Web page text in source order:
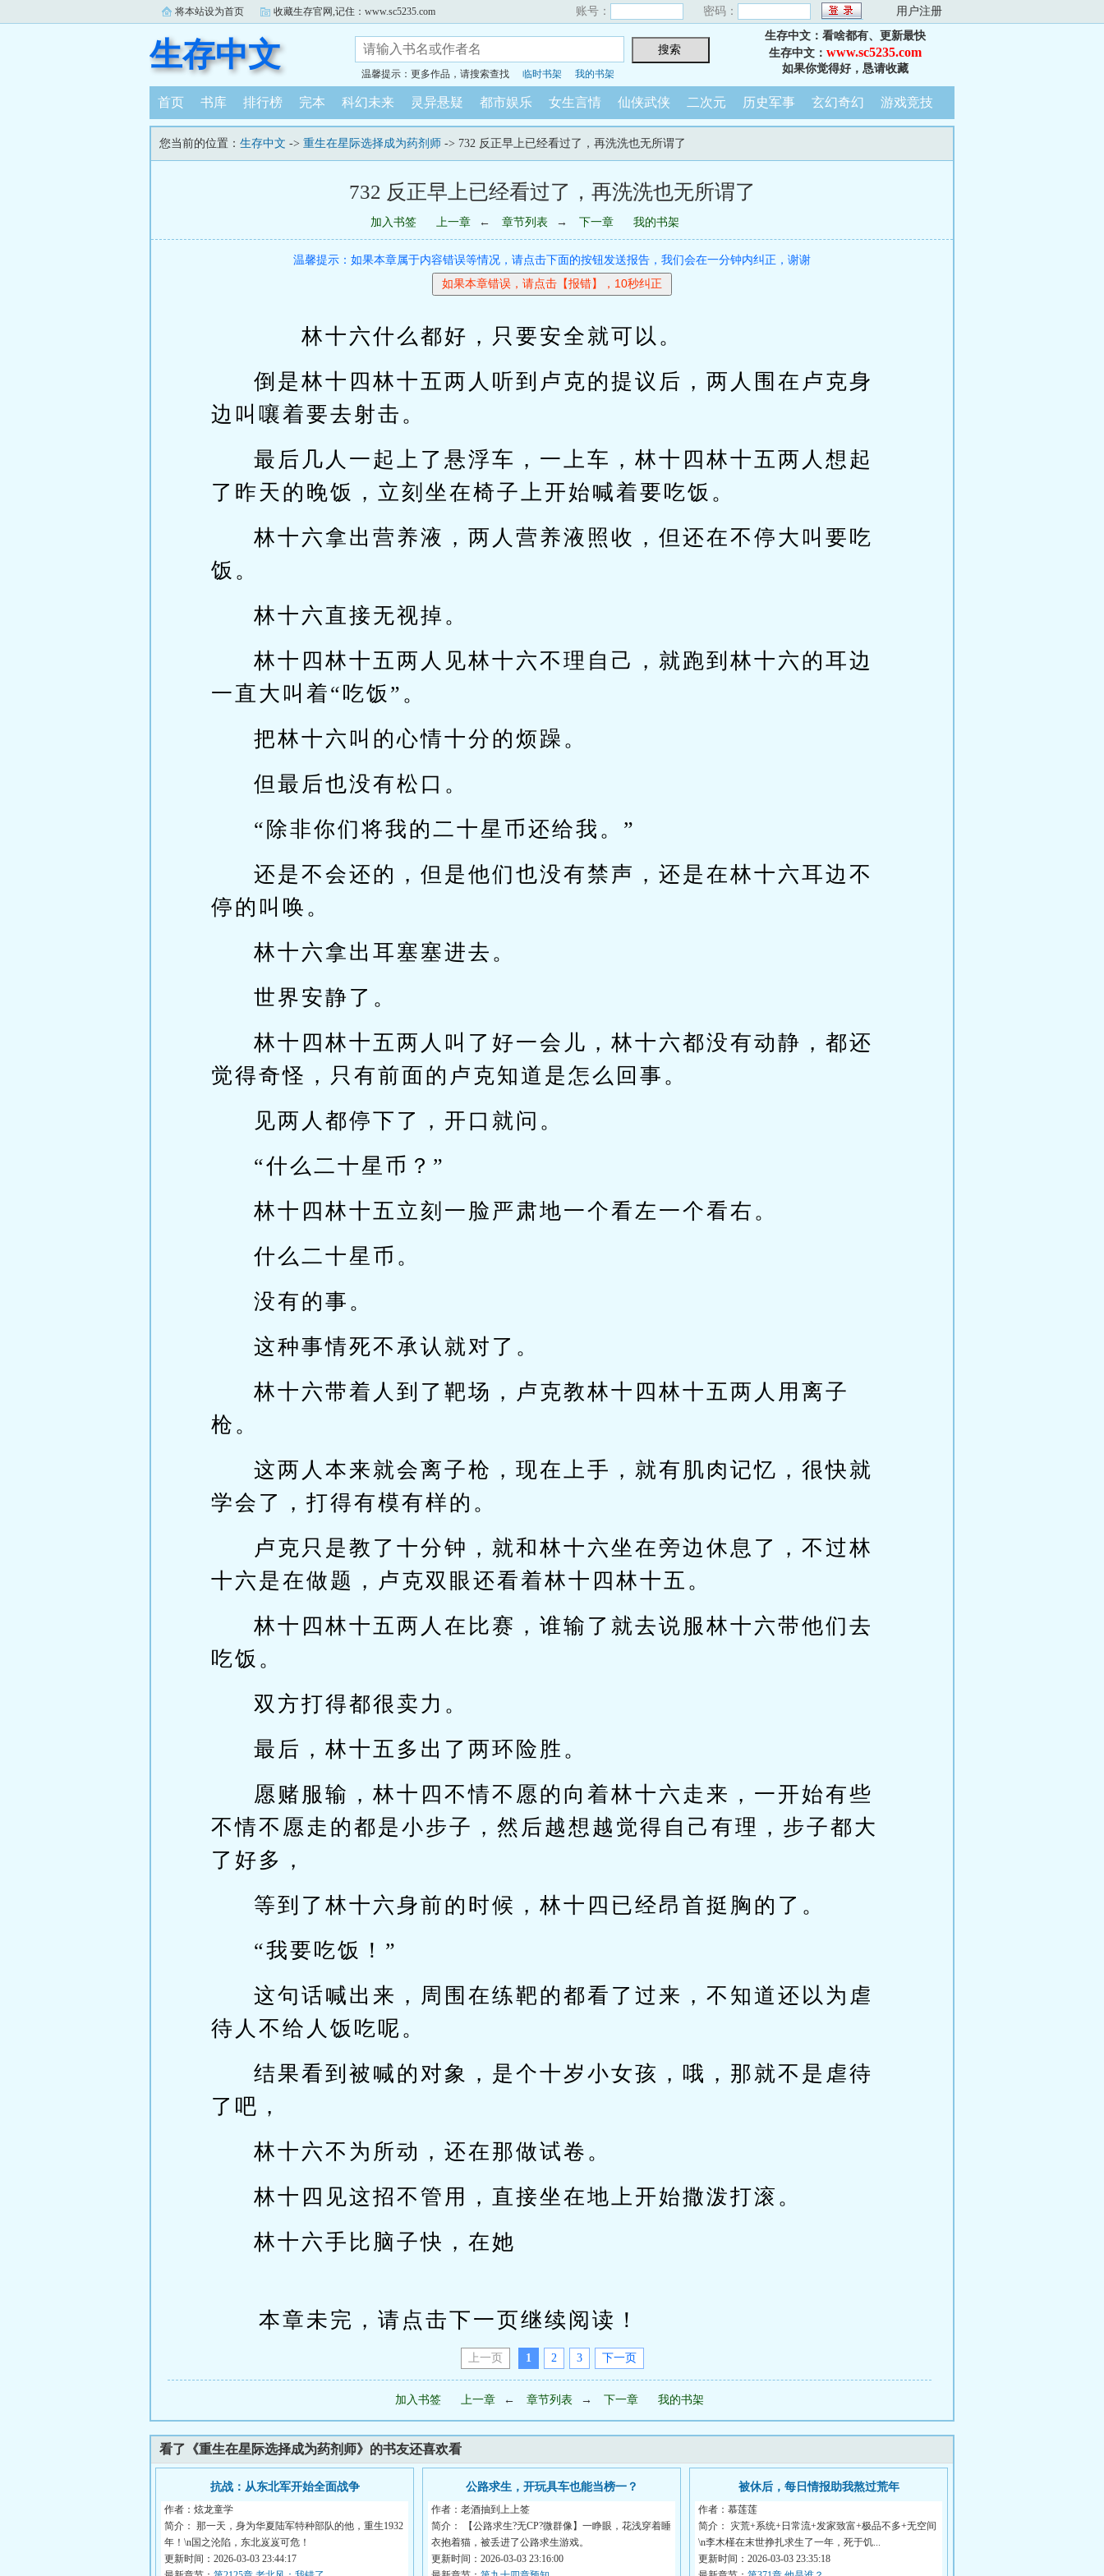
将本站设为首页 收藏生存官网,记住：www.sc5235.com 账号： 密码： 用户注册
生存中文
温馨提示：更多作品，请搜索查找 临时书架 我的书架
生存中文：看啥都有、更新最快
生存中文： www.sc5235.com
如果你觉得好，恳请收藏
首页 书库 排行榜 完本 科幻未来 灵异悬疑 都市娱乐 女生言情 仙侠武侠 二次元 历史军事 玄幻奇幻 游戏竞技
您当前的位置： 生存中文 -> 重生在星际选择成为药剂师 -> 732 反正早上已经看过了，再洗洗也无所谓了
732 反正早上已经看过了，再洗洗也无所谓了
加入书签 上一章 ← 章节列表 → 下一章 我的书架
温馨提示：如果本章属于内容错误等情况，请点击下面的按钮发送报告，我们会在一分钟内纠正，谢谢
林十六什么都好，只要安全就可以。
倒是林十四林十五两人听到卢克的提议后，两人围在卢克身
边叫嚷着要去射击。
最后几人一起上了悬浮车，一上车，林十四林十五两人想起
了昨天的晚饭，立刻坐在椅子上开始喊着要吃饭。
林十六拿出营养液，两人营养液照收，但还在不停大叫要吃
饭。
林十六直接无视掉。
林十四林十五两人见林十六不理自己，就跑到林十六的耳边
一直大叫着“吃饭”。
把林十六叫的心情十分的烦躁。
但最后也没有松口。
“除非你们将我的二十星币还给我。”
还是不会还的，但是他们也没有禁声，还是在林十六耳边不
停的叫唤。
林十六拿出耳塞塞进去。
世界安静了。
林十四林十五两人叫了好一会儿，林十六都没有动静，都还
觉得奇怪，只有前面的卢克知道是怎么回事。
见两人都停下了，开口就问。
“什么二十星币？”
林十四林十五立刻一脸严肃地一个看左一个看右。
什么二十星币。
没有的事。
这种事情死不承认就对了。
林十六带着人到了靶场，卢克教林十四林十五两人用离子
枪。
这两人本来就会离子枪，现在上手，就有肌肉记忆，很快就
学会了，打得有模有样的。
卢克只是教了十分钟，就和林十六坐在旁边休息了，不过林
十六是在做题，卢克双眼还看着林十四林十五。
林十四林十五两人在比赛，谁输了就去说服林十六带他们去
吃饭。
双方打得都很卖力。
最后，林十五多出了两环险胜。
愿赌服输，林十四不情不愿的向着林十六走来，一开始有些
不情不愿走的都是小步子，然后越想越觉得自己有理，步子都大
了好多，
等到了林十六身前的时候，林十四已经昂首挺胸的了。
“我要吃饭！”
这句话喊出来，周围在练靶的都看了过来，不知道还以为虐
待人不给人饭吃呢。
结果看到被喊的对象，是个十岁小女孩，哦，那就不是虐待
了吧，
林十六不为所动，还在那做试卷。
林十四见这招不管用，直接坐在地上开始撒泼打滚。
林十六手比脑子快，在她
本章未完，请点击下一页继续阅读！
上一页 1 2 3 下一页
加入书签 上一章 ← 章节列表 → 下一章 我的书架
看了《重生在星际选择成为药剂师》的书友还喜欢看
抗战：从东北军开始全面战争
作者：炫龙童学
简介： 那一天，身为华夏陆军特种部队的他，重生1932
年！\n国之沦陷，东北岌岌可危！
更新时间：2026-03-03 23:44:17
公路求生，开玩具车也能当榜一？
作者：老酒抽到上上签
简介： 【公路求生?无CP?微群像】一睁眼，花浅穿着睡
衣抱着猫，被丢进了公路求生游戏。
更新时间：2026-03-03 23:16:00
被休后，每日情报助我熬过荒年
作者：慕莲莲
简介： 灾荒+系统+日常流+发家致富+极品不多+无空间
\n李木槿在末世挣扎求生了一年，死于饥...
更新时间：2026-03-03 23:35:18